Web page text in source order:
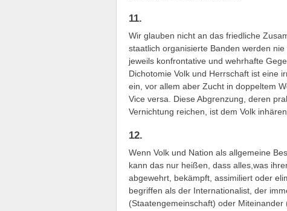
11.
Wir glauben nicht an das friedliche
staatlich organisierte Banden werden
jeweils konfrontative und wehrhafte
Dichotomie Volk und Herrschaft ist eine
ein, vor allem aber Zucht in doppeltem
Vice versa. Diese Abgrenzung, deren
Vernichtung reichen, ist dem Volk
12.
Wenn Volk und Nation als allgemeine
kann das nur heißen, dass alles,was
abgewehrt, bekämpft, assimiliert oder
begriffen als der Internationalist, der
(Staatengemeinschaft) oder Miteinander